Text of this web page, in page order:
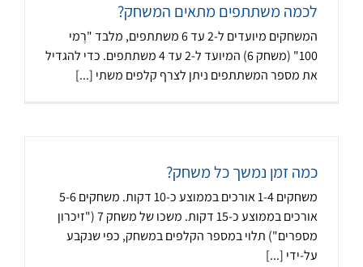
לכמה משתתפים מתאים המשחק?
המשחקים מיועדים ל-2 עד 6 משתתפים, מלבד "רֶמי
100" (משחק 6) המיועד ל-2 עד 4 משתתפים. כדי להגדיל
את מספר המשתתפים ניתן לצרף קלפים משתי [...]
כמה זמן נמשך כל משחק?
משחקים 1-4 אורכים בממוצע כ-10 דקות. משחקים 5-6
אורכים בממוצע כ-15 דקות. משכו של משחק 7 ("זיכרון
מספרים") תלוי במספר הקלפים במשחק, כפי שנקבע
על-ידי [...]